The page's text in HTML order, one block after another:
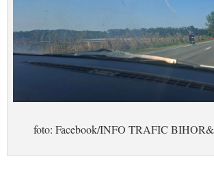
foto: Facebook/INFO TRAFIC